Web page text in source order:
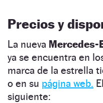
Precios y
La nueva Mercedes-
ya se encuentra en
marca de la estrella
o en su página web.
siguiente: